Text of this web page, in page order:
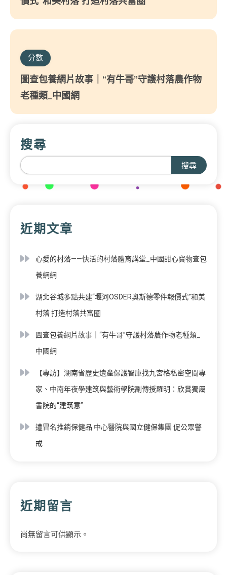
分數
圖查包養網片故事｜“有牛哥”守護村落農作物
老種類_中國網
搜尋
搜尋
近期文章
心愛的村落——快活的村落體育講堂_中國甜心寶物查包
養網網
湖北谷城多點共建“堰河OSDER奧斯德零件報價式”和美
村落 打造村落共富圈
圖查包養網片故事｜“有牛哥”守護村落農作物老種類_
中國網
【專訪】湖南省歷史遺產保護智庫找九宮格私密空間專
家、中南年夜學建筑與藝術學院副傳授羅明：欣賞獨屬
書院的“建筑意”
遭冒名推銷保健品 中心醫院與國立健保集團 促公眾警
戒
近期留言
尚無留言可供顯示。